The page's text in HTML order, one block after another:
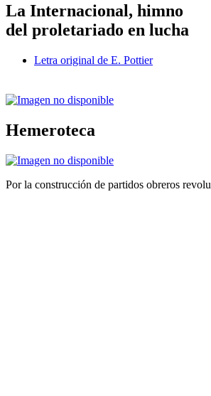
La Internacional, himno
del proletariado en lucha
Letra original de E. Pottier
Hemeroteca
Por la construcción de partidos obreros